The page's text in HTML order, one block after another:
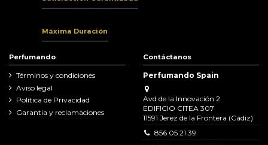
Máxima Duración
Perfumando
Términos y condiciones
Aviso legal
Política de Privacidad
Garantia y reclamaciones
Contáctanos
Perfumando Spain
Avd de la Innovación 2
EDIFICIO CITEA 307
11591 Jerez de la Frontera (Cádiz)
856 05 21 39